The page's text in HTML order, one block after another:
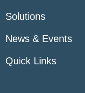
Solutions
News & Events
Quick Links